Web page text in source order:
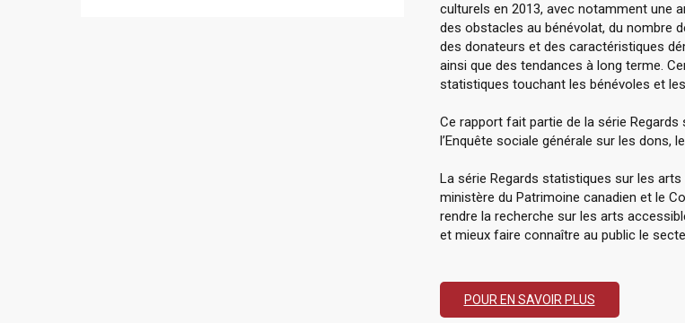
culturels en 2013, avec notamment une
des obstacles au bénévolat, du nombre
des donateurs et des caractéristiques
ainsi que des tendances à long terme.
statistiques touchant les bénévoles et
Ce rapport fait partie de la série
l’Enquête sociale générale sur les dons,
La série Regards statistiques sur les
ministère du Patrimoine canadien et le
rendre la recherche sur les arts
et mieux faire connaître au public le
POUR EN SAVOIR PLUS